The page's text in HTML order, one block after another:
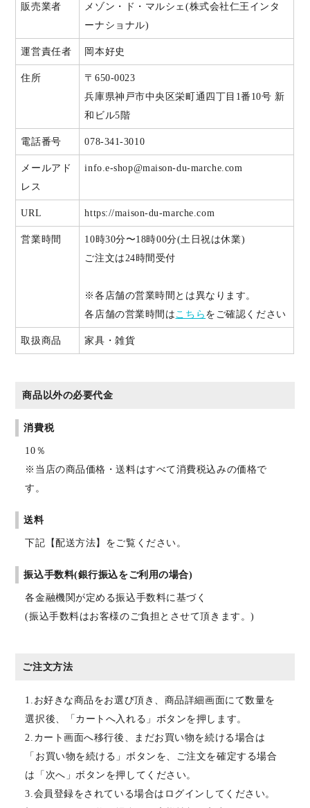
販売業者
メゾン・ド・マルシェ(株式会社仁王インタ
ーナショナル)
運営責任者 岡本好史
住所
〒650-0023
兵庫県神戸市中央区栄町通四丁目1番10号 新
和ビル5階
電話番号 078-341-3010
メールアド
レス
info.e-shop@maison-du-marche.com
URL https://maison-du-marche.com
営業時間
10時30分〜18時00分(土日祝は休業)
ご注文は24時間受付
※各店舗の営業時間とは異なります。
各店舗の営業時間はこちら をご確認ください
取扱商品 家具・雑貨
商品以外の必要代金
消費税
10％
※当店の商品価格・送料はすべて消費税込みの価格で
す。
送料
下記【配送方法】をご覧ください。
振込手数料(銀行振込をご利用の場合)
各金融機関が定める振込手数料に基づく
(振込手数料はお客様のご負担とさせて頂きます。)
ご注文方法
1.お好きな商品をお選び頂き、商品詳細画面にて数量を
選択後、「カートへ入れる」ボタンを押します。
2.カート画面へ移行後、まだお買い物を続ける場合は
「お買い物を続ける」ボタンを、ご注文を確定する場合
は「次へ」ボタンを押してください。
3.会員登録をされている場合はログインしてください。